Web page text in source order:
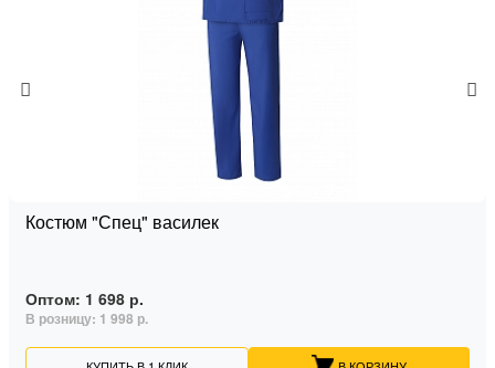
Костюм "Спец" василек
Оптом: 1 698 р.
В розницу: 1 998 р.